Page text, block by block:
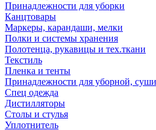
Принадлежности для уборки
Канцтовары
Маркеры, карандаши, мелки
Полки и системы хранения
Полотенца, рукавицы и тех.ткани
Текстиль
Пленка и тенты
Принадлежности для уборной,
Спец одежда
Дистилляторы
Столы и стулья
Уплотнитель